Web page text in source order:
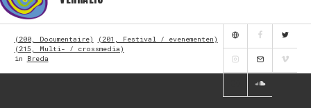
(200, Documentaire)
(201, Festival / evenementen)
(215, Multi- / crossmedia)
in
Breda